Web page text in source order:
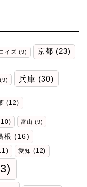
ロイズ (9) 京都 (23)
(9) 兵庫 (30)
(12)
富山 (9)
根 (16)
愛知 (12)